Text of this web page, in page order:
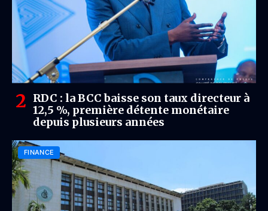
RDC : la BCC baisse son taux directeur à
12,5 %, première détente monétaire
depuis plusieurs années
FINANCE